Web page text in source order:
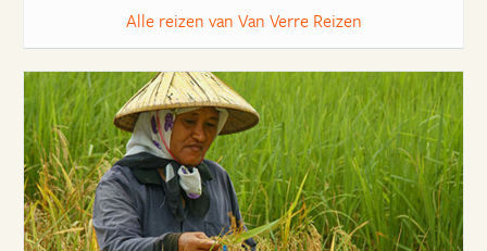
Alle reizen van Van Verre Reizen